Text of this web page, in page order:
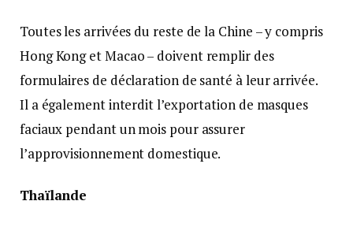
Toutes les arrivées du reste de la Chine – y compris
Hong Kong et Macao – doivent remplir des
formulaires de déclaration de santé à leur arrivée.
Il a également interdit l’exportation de masques
faciaux pendant un mois pour assurer
l’approvisionnement domestique.
Thaïlande